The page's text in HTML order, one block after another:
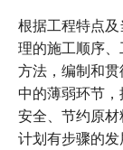
根据工程特点
理的施工顺序
方法，编制和
中的薄弱环节
安全、节约原
计划有步骤的发